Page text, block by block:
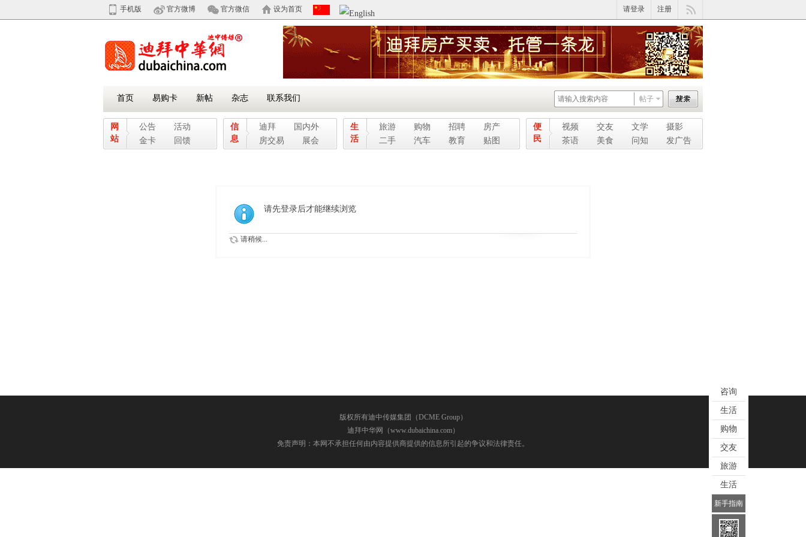
手机版 官方微博 官方微信 设为首页 请登录 注册
帖子
首页 易购卡 新帖 杂志 联系我们
网
站
公告
活动
金卡
回馈
信
息
迪拜
国内外
房交易
展会
生
活
旅游 购物 招聘
房产
二手
汽车 教育 贴图
便
民
视频 交友 文学
摄影
茶语
美食 问知 发广告
请先登录后才能继续浏览
请稍候...
版权所有迪中传媒集团（DCME Group）
迪拜中华网（www.dubaichina.com）
免责声明：本网不承担任何由内容提供商提供的信息所引起的争议和法律责任。
咨询
生活
购物
交友
旅游
生活
新手指南